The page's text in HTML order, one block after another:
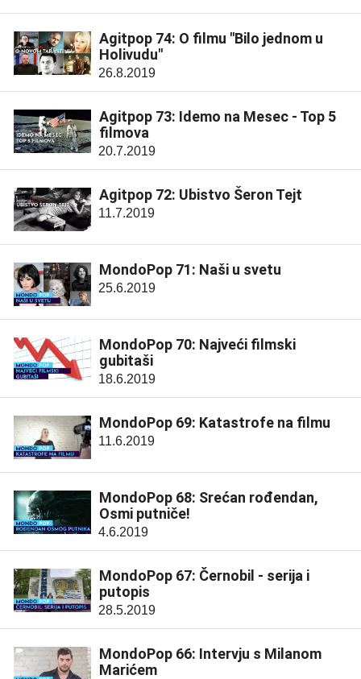
Agitpop 74: O filmu "Bilo jednom u
Holivudu"
26.8.2019
Agitpop 73: Idemo na Mesec - Top 5
filmova
20.7.2019
Agitpop 72: Ubistvo Šeron Tejt
11.7.2019
MondoPop 71: Naši u svetu
25.6.2019
MondoPop 70: Najveći filmski
gubitaši
18.6.2019
MondoPop 69: Katastrofe na filmu
11.6.2019
MondoPop 68: Srećan rođendan,
Osmi putniče!
4.6.2019
MondoPop 67: Černobil - serija i
putopis
28.5.2019
MondoPop 66: Intervju s Milanom
Marićem